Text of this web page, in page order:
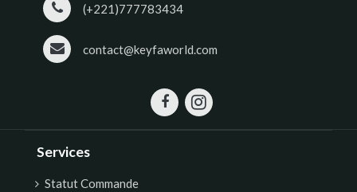
(+221)777783434
contact@keyfaworld.com
Services
Statut Commande